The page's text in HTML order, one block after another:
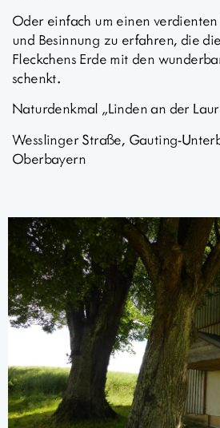
Oder einfach um einen
und Besinnung zu erfahren, die
Fleckchens Erde mit den
schenkt.
Naturdenkmal „Linden an der
Wesslinger Straße, Gauting-
Oberbayern